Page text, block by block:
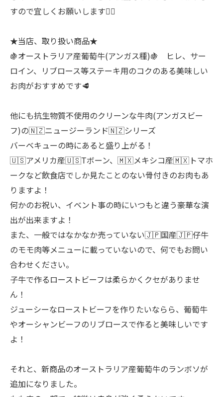
すので宜しくお願いします🙇‍♂
★当店、取り扱い商品★
🍇オーストラリア産葡萄牛(アンガス種)🍇 ヒレ、サー
ロイン、リブロース等ステーキ用のコクのある美味しい
お肉がおすすめです🥩
他にも抗生物質不使用のクリーンな牛肉(アンガスビー
フ)の🇳🇿ニュージーランド🇳🇿シリーズ
バーベキューの時にあると盛り上がる！
🇺🇸アメリカ産🇺🇸Tボーン、🇲🇽メキシコ産🇲🇽トマホ
ークなど飲食店でしか見たことのない骨付きのお肉もあ
りますよ！
何かのお祝い、イベント事の時にいつもと違う豪華な演
出が出来ますよ！
また、一般ではなかなか売っていない🇯🇵国産🇯🇵仔牛
のモモ肉等メニューに載っていないので、何でもお問い
合わせください。
子牛で作るローストビーフは柔らかくクセがありませ
ん！
ジューシーなローストビーフを作りたいならら、葡萄牛
やオーシャンビーフのリブロースで作ると美味しいです
よ！
それと、新商品のオーストラリア産葡萄牛のランボソが
追加になりました。